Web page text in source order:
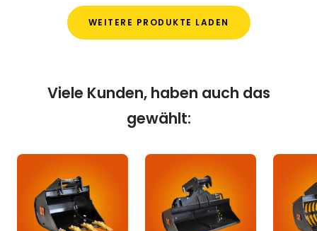
WEITERE PRODUKTE LADEN
Viele Kunden, haben auch das
gewählt: